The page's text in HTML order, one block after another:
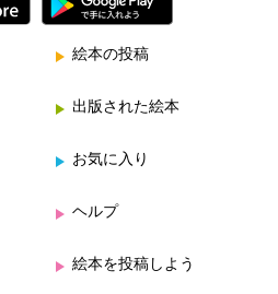
絵本の投稿
出版された絵本
お気に入り
ヘルプ
絵本を投稿しよう